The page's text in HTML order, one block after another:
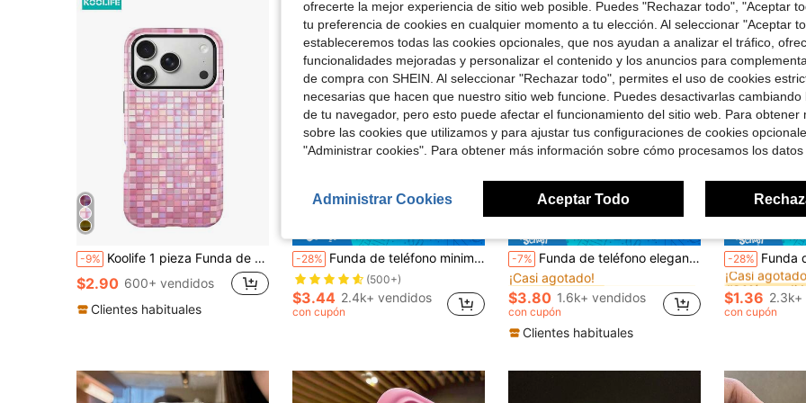
-9% Koolife 1 pieza Funda de teléfono con mosaico de cuadrícula colorido rosa, Funda de teléfono 2 en 1, Material PC+TPU, Carcasa dura brillante, Patrón de azulejos con purpurina resistente a arañazos y caídas, Cubierta protectora para Phone18pro/18pro Max/17/17pro/17promax/17Air/16/15/14/13/12/11/7/8/7plus/8plus/XR/X/XS/XS MAX
$2.90 600+ vendidos
Clientes habituales
-28% Funda de teléfono minimalista de unicolor para verano, con textura de máquina desnuda de color macaron, borde recto con película de lente, resistente a huellas dactilares, funda protectora minimalista compatible con iPhone 13/14 Pro/15 Pro Max/11/12, compatible con iPhone 17 ProMax/17 Pro/17 Primavera
(500+)
$3.44 2.4k+ vendidos
con cupón
-7% Funda de teléfono elegante de acero hueco con cuentas chapadas en plata mate compatible con iPhone 16, iPhone 15 Pro Max, iPhone 17/17 Pro/17 Pro Max, nueva funda suave para iPhone 14, funda protectora anti-caídas para iPhone 13, súper elegante para iPhone 15, creativa y resistente al agua, a los golpes y a los arañazos para iPhone 16 Pro
#5 Más vendidos en Manzana Fundas para teléfonos
¡Casi agotado!
#5 Más vendidos
¡Casi agotado!
#5 Más vendidos
¡Casi agotado!
#5 Más vendidos en Manzana Fundas para teléfonos
¡Casi agotado!
$3.80 1.6k+ vendidos
con cupón
Clientes habituales
-28% Funda de teléfono de silicona TPU de unicolor rosa mate, linda, a prueba de
#2 Más
¡Casi
#2 Más
¡Casi
#2 Más
¡Casi
#2 Más
¡Casi agotado!
$1.36 2.3k+
con cupón
ofrecerte la mejor experiencia de sitio web posible. Puedes "Rechazar todo", "Aceptar
tu preferencia de cookies en cualquier momento a tu elección. Al seleccionar "Aceptar
estableceremos todas las cookies opcionales, que nos ayudan a analizar el tráfico,
funcionalidades mejoradas y personalizar el contenido y los anuncios para
de compra con SHEIN. Al seleccionar "Rechazar todo", permites el uso de cookies
necesarias que hacen que nuestro sitio web funcione. Puedes desactivarlas cambiando
de tu navegador, pero esto puede afectar el funcionamiento del sitio web. Para obtener
sobre las cookies que utilizamos y para ajustar tus configuraciones de cookies
"Administrar cookies". Para obtener más información sobre cómo procesamos los datos
Administrar Cookies Aceptar Todo